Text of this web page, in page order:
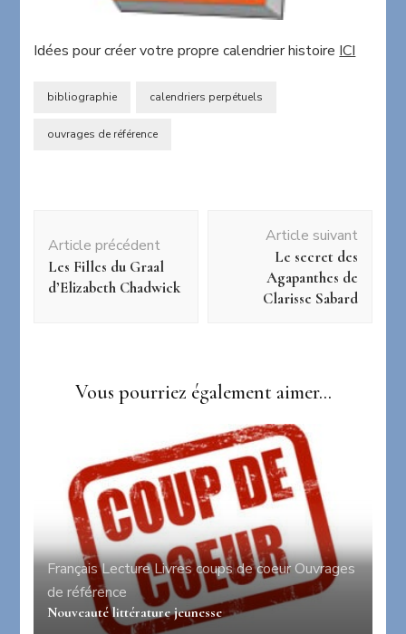
Idées pour créer votre propre calendrier histoire ICI
bibliographie calendriers perpétuels
ouvrages de référence
d'article
Article précédent
Les Filles du Graal
d’Elizabeth Chadwick
Article suivant
Le secret des
Agapanthes de
Clarisse Sabard
Vous pourriez également aimer...
FrançaisLectureLivres coups de coeurOuvrages
de référence
Nouveauté littérature jeunesse